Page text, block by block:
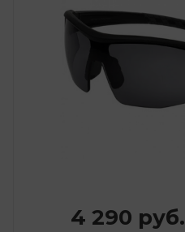
4 290 руб.